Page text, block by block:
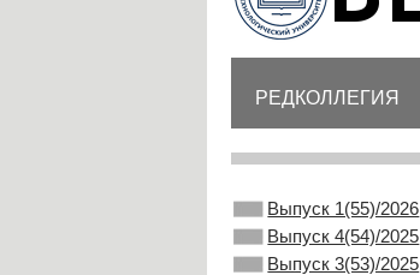
РЕДКОЛЛЕГИЯ
Выпуск 1(55)/2026
Выпуск 4(54)/2025
Выпуск 3(53)/2025